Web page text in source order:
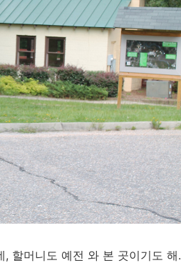
할머니도 예전 와 본 곳이기도 해.